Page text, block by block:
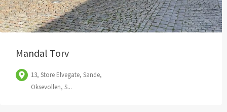
Mandal Torv
13, Store Elvegate, Sande,
Oksevollen, S...